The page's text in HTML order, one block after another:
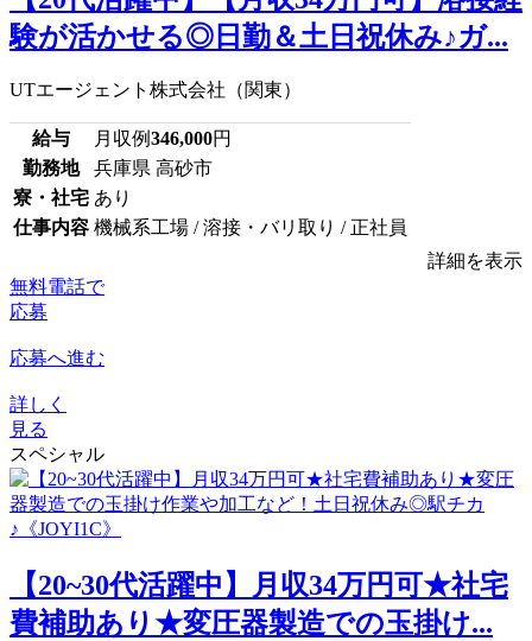
験が活かせる◎日勤＆土日祝休み♪ガ...
UTエージェント株式会社（関東）
給与 月収例346,000円
勤務地
兵庫県 高砂市
寮・社宅 あり
仕事内容 機械系工場 / 溶接・バリ取り / 正社員
詳細を表示
無料電話で
応募
応募へ進む
詳しく
見る
スペシャル
【20~30代活躍中】月収34万円可★社宅
費補助あり★変圧器製造での玉掛け...